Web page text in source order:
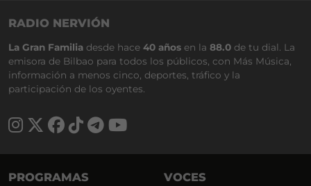
RADIO NERVIÓN
La Gran Familia desde hace 40 años en la 88.0 de tu dial. La
emisora de Bilbao para todos los públicos, con Más Música,
información a menos cinco, deportes, tráfico y la
participación de los oyentes.
PROGRAMAS VOCES